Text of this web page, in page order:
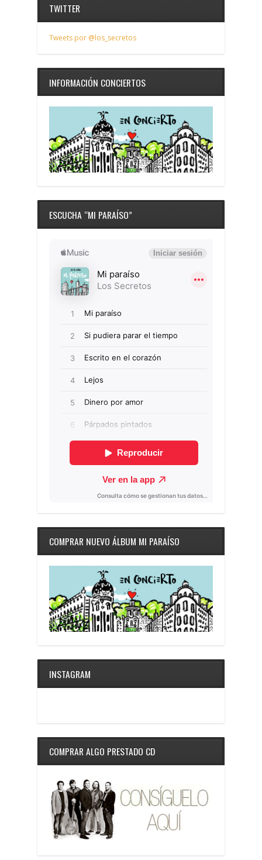
TWITTER
Tweets por @los_secretos
INFORMACIÓN CONCIERTOS
ESCUCHA “MI PARAÍSO”
COMPRAR NUEVO ÁLBUM MI PARAÍSO
INSTAGRAM
COMPRAR ALGO PRESTADO CD